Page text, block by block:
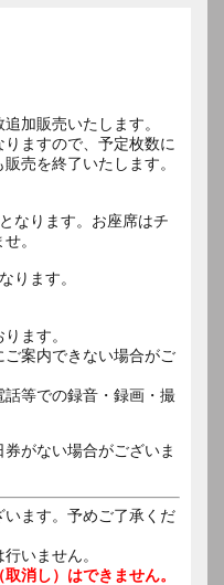
加販売いたします。
ますので、予定枚数に
売を終了いたします。
なります。お座席はチ
。
ります。
ます。
案内できない場合がご
等での録音・録画・撮
がない場合がございま
います。予めご了承くだ
いません。
消し）はできません。